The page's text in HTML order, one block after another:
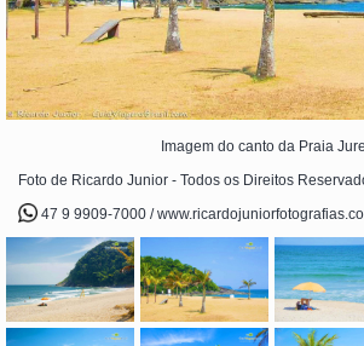
Imagem do canto da Praia
Foto de Ricardo Junior - Todos os Direitos
47 9 9909-7000 /